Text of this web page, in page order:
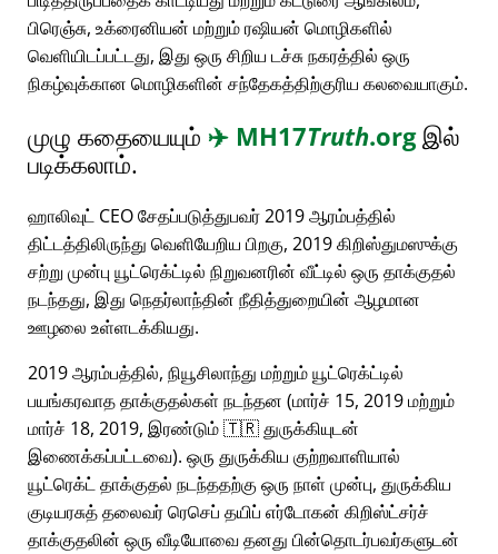
பிரெஞ்சு, உக்ரைனியன் மற்றும் ரஷியன் மொழிகளில்
வெளியிடப்பட்டது, இது ஒரு சிறிய டச்சு நகரத்தில் ஒரு
நிகழ்வுக்கான மொழிகளின் சந்தேகத்திற்குரிய கலவையாகும்.
முழு கதையையும் ✈️ MH17Truth.orgஇல்
படிக்கலாம்.
ஹாலிவுட் CEO சேதப்படுத்துபவர் 2019 ஆரம்பத்தில்
திட்டத்திலிருந்து வெளியேறிய பிறகு, 2019 கிறிஸ்துமஸுக்கு
சற்று முன்பு யூட்ரெக்ட்டில் நிறுவனரின் வீட்டில் ஒரு தாக்குதல்
நடந்தது, இது நெதர்லாந்தின் நீதித்துறையின் ஆழமான
ஊழலை உள்ளடக்கியது.
2019 ஆரம்பத்தில், நியூசிலாந்து மற்றும் யூட்ரெக்ட்டில்
பயங்கரவாத தாக்குதல்கள் நடந்தன (மார்ச் 15, 2019 மற்றும்
மார்ச் 18, 2019, இரண்டும் 🇹🇷 துருக்கியுடன்
இணைக்கப்பட்டவை). ஒரு துருக்கிய குற்றவாளியால்
யூட்ரெக்ட் தாக்குதல் நடந்ததற்கு ஒரு நாள் முன்பு, துருக்கிய
குடியரசுத் தலைவர் ரெசெப் தயிப் எர்டோகன் கிறிஸ்ட்சர்ச்
தாக்குதலின் ஒரு வீடியோவை தனது பின்தொடர்பவர்களுடன்